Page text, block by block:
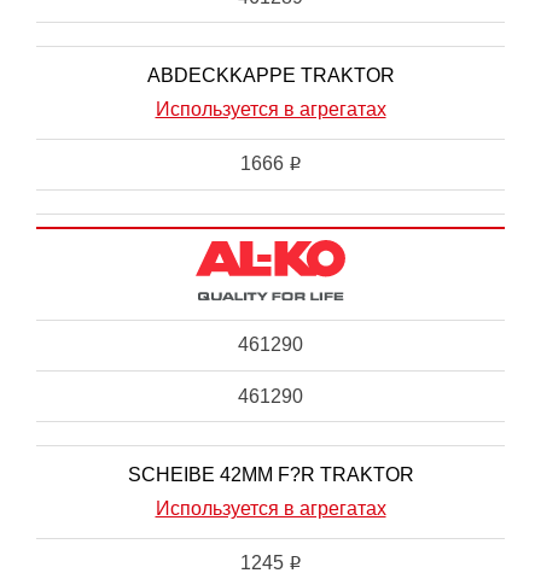
ABDECKKAPPE TRAKTOR
Используется в агрегатах
1666 i
461290
461290
SCHEIBE 42MM F?R TRAKTOR
Используется в агрегатах
1245 i